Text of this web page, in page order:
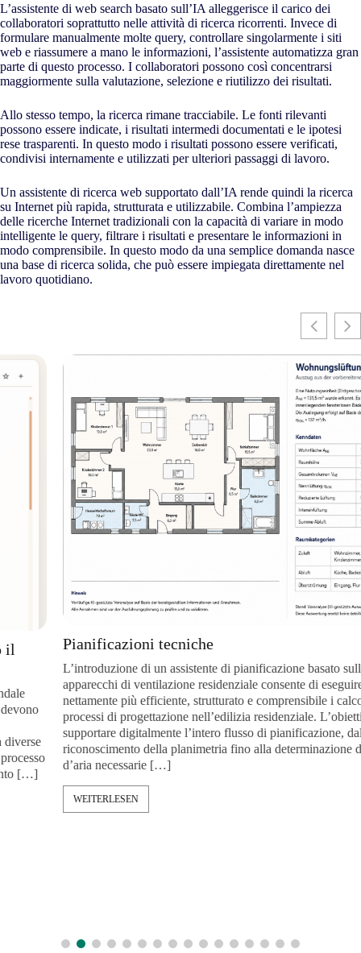
L’assistente di web search basato sull’IA alleggerisce il carico dei
collaboratori soprattutto nelle attività di ricerca ricorrenti. Invece di
formulare manualmente molte query, controllare singolarmente i siti
web e riassumere a mano le informazioni, l’assistente automatizza gran
parte di questo processo. I collaboratori possono così concentrarsi
maggiormente sulla valutazione, selezione e riutilizzo dei risultati.
Allo stesso tempo, la ricerca rimane tracciabile. Le fonti rilevanti
possono essere indicate, i risultati intermedi documentati e le ipotesi
rese trasparenti. In questo modo i risultati possono essere verificati,
condivisi internamente e utilizzati per ulteriori passaggi di lavoro.
Un assistente di ricerca web supportato dall’IA rende quindi la ricerca
su Internet più rapida, strutturata e utilizzabile. Combina l’ampiezza
delle ricerche Internet tradizionali con la capacità di variare in modo
intelligente le query, filtrare i risultati e presentare le informazioni in
modo comprensibile. In questo modo da una semplice domanda nasce
una base di ricerca solida, che può essere impiegata direttamente nel
lavoro quotidiano.
Pianificazioni tecniche
L’introduzione di un assistente di pianificazione basato sull’IA per
apparecchi di ventilazione residenziale consente di eseguire in
nettamente più efficiente, strutturato e comprensibile i calcoli
processi di progettazione nell’edilizia residenziale. L’obiettivo è
supportare digitalmente l’intero flusso di pianificazione, dal primo
riconoscimento della planimetria fino alla determinazione delle
d’aria necessarie […]
WEITERLESEN